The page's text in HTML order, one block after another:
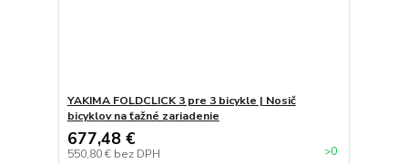
YAKIMA FOLDCLICK 3 pre 3 bicykle | Nosič
bicyklov na ťažné zariadenie
677,48 €
550,80 € bez DPH >0